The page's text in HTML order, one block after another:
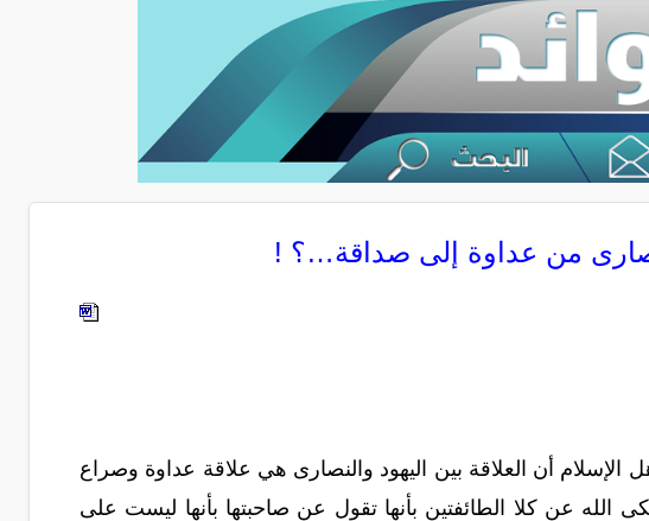
من عداوة إلى صداقة…؟ !
الإسلام أن العلاقة بين اليهود والنصارى هي علاقة عداوة وصراع
الله عن كلا الطائفتين بأنها تقول عن صاحبتها بأنها ليست على